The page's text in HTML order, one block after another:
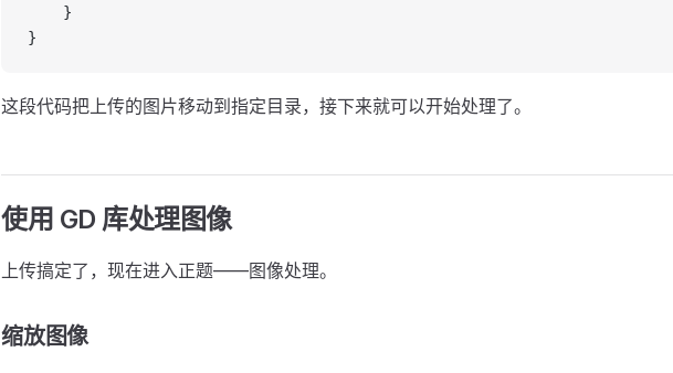
    }
}
这段代码把上传的图片移动到指定目录，接下来就可以开始处理了。
使用 GD 库处理图像
上传搞定了，现在进入正题——图像处理。
缩放图像